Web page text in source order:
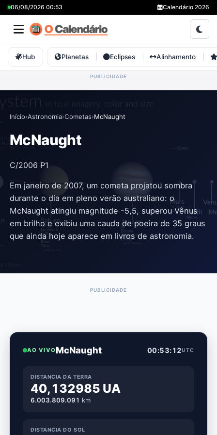
06/08/2026 00:53 Calendário 2026
Hub Planetas Eclipses Alinhamento
Início›Astronomia›Cometas›McNaught
McNaught
C/2006 P1
Em janeiro de 2007, um cometa projatou sombra
durante o dia em pleno verão australiano: o
McNaught atingiu magnitude -5,5, superou Vênus
em brilho e exibiu uma cauda de poeira de 35 graus
que ainda hoje aparece em livros de astronomia.
AO VIVOMcNaught 00:53:13UTC
DISTANCIA DA TERRA
40,132985 UA
6.003.809.118 km
DISTANCIA DO SOL